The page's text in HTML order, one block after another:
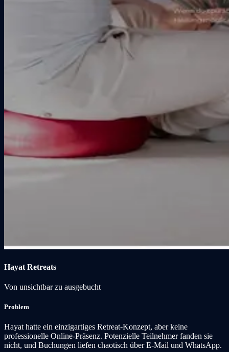
Hayat Retreats
Von unsichtbar zu ausgebucht
Problem
Hayat hatte ein einzigartiges Retreat-Konzept, aber keine
professionelle Online-Präsenz. Potenzielle Teilnehmer fanden sie
nicht, und Buchungen liefen chaotisch über E-Mail und WhatsApp.